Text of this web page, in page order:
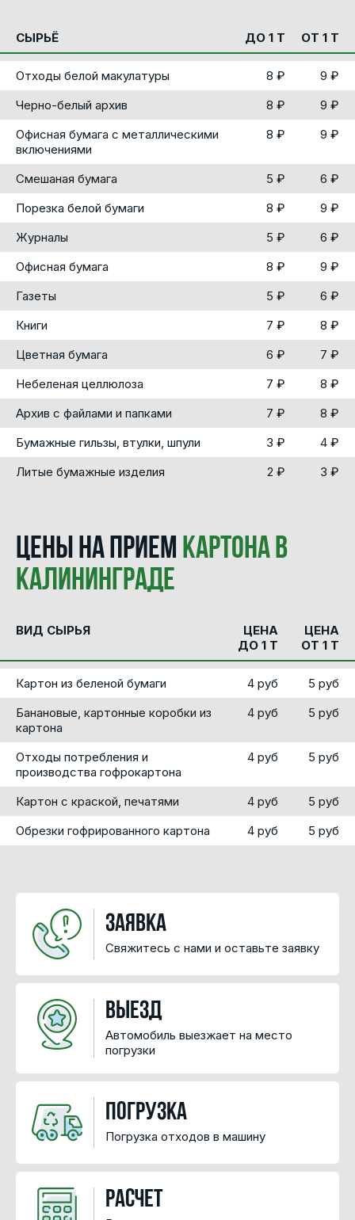
СЫРЬЁ ДО 1 Т ОТ 1 Т
Отходы белой макулатуры 8 ₽
9 ₽
Черно-белый архив
8 ₽
9 ₽
Офисная бумага с металлическими
включениями
8 ₽ 9 ₽
Смешаная бумага 5 ₽
6 ₽
Порезка белой бумаги
8 ₽
9 ₽
Журналы
5 ₽
6 ₽
Офисная бумага
8 ₽
9 ₽
Газеты
5 ₽
6 ₽
Книги
7 ₽
8 ₽
Цветная бумага
6 ₽
7 ₽
Небеленая целлюлоза
7 ₽
8 ₽
Архив с файлами и папками
7 ₽
8 ₽
Бумажные гильзы, втулки, шпули
3 ₽
4 ₽
Литые бумажные изделия
2 ₽ 3 ₽
Цены на прием картона в
Калининграде
ВИД СЫРЬЯ
ЦЕНА
ДО 1 Т
ЦЕНА
ОТ 1 Т
Картон из беленой бумаги 4 руб
5 руб
Банановые, картонные коробки из
картона
4 руб 5 руб
Отходы потребления и
производства гофрокартона
4 руб 5 руб
Картон с краской, печатями 4 руб
5 руб
Обрезки гофрированного картона
4 руб 5 руб
Заявка
Свяжитесь с нами и оставьте заявку
Выезд
Автомобиль выезжает на место
погрузки
Погрузка
Погрузка отходов в машину
Расчет